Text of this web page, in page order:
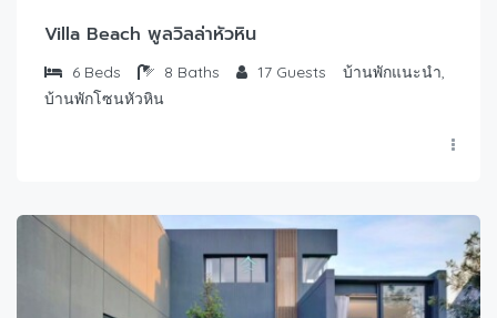
Villa Beach พูลวิลล่าหัวหิน
6 Beds 8 Baths 17 Guests
บ้านพักแนะนำ,
บ้านพักโซนหัวหิน